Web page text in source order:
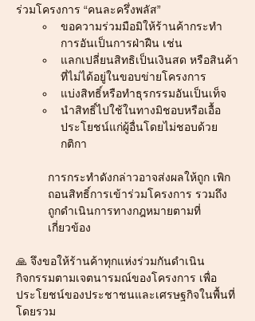
ร่วมโครงการ “คนละครึ่งพลัส”
ขอความร่วมมือมิให้ร้านค้ากระทำ
การอันเป็นการฝ่าฝืน เช่น
แลกเปลี่ยนสิทธิเป็นเงินสด หรือสินค้า
ที่ไม่ได้อยู่ในขอบข่ายโครงการ
แบ่งสิทธิ์หรือทำธุรกรรมอันเป็นเท็จ
นำสิทธิ์ไปใช้ในทางมิชอบหรือเอื้อ
ประโยชน์แก่ผู้อื่นโดยไม่ชอบด้วย
กติกา
การกระทำดังกล่าวอาจส่งผลให้ถูก เพิก
ถอนสิทธิ์การเข้าร่วมโครงการ รวมถึง
ถูกดำเนินการทางกฎหมายตามที่
เกี่ยวข้อง
🙏 จึงขอให้ร้านค้าทุกแห่งร่วมกันดำเนิน
กิจกรรมตามเจตนารมณ์ของโครงการ เพื่อ
ประโยชน์ของประชาชนและเศรษฐกิจในพื้นที่
โดยรวม